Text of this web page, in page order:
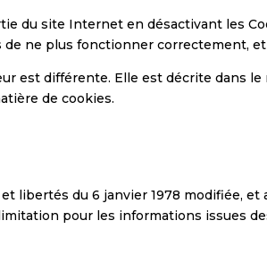
du site Internet en désactivant les
ne plus fonctionner correctement,
est différente. Elle est décrite dans
de cookies.
libertés du 6 janvier 1978 modifiée, et
pour les informations issues